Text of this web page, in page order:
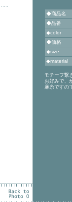
◆商品名
◆品番
◆color
◆価格
◆size
◆material
モチーフ繋
お好みで、
麻糸ですの